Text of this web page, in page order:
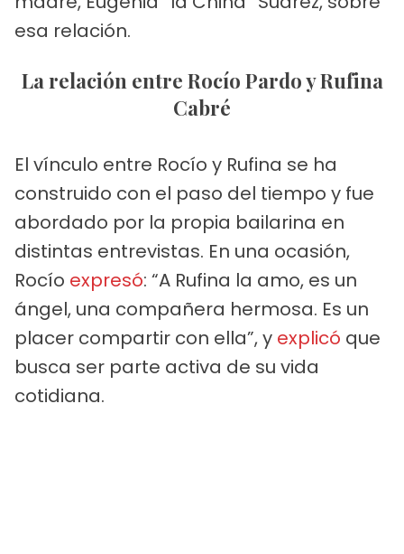
esa relación.
La relación entre Rocío Pardo y Rufina
Cabré
El vínculo entre Rocío y Rufina se ha
construido con el paso del tiempo y fue
abordado por la propia bailarina en
distintas entrevistas. En una ocasión,
Rocío expresó: “A Rufina la amo, es un
ángel, una compañera hermosa. Es un
placer compartir con ella”, y explicó que
busca ser parte activa de su vida
cotidiana.